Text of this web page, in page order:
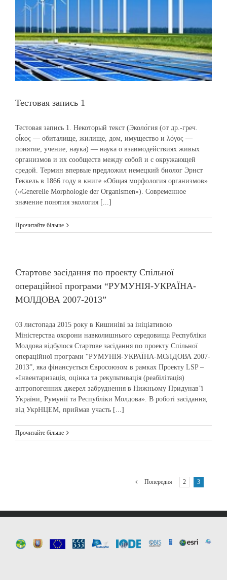
Тестовая запись 1
Тестовая запись 1. Некоторый текст (Эколо́гия (от др.-греч.
οἶκος — обиталище, жилище, дом, имущество и λόγος —
понятие, учение, наука) — наука о взаимодействиях живых
организмов и их сообществ между собой и с окружающей
средой. Термин впервые предложил немецкий биолог Эрнст
Геккель в 1866 году в книге «Общая морфология организмов»
(«Generelle Morphologie der Organismen»). Современное
значение понятия экология [...]
Прочитайте більше
Стартове засідання по проекту Спільної
операційної програми “РУМУНІЯ-УКРАЇНА-
МОЛДОВА 2007-2013”
03 листопада 2015 року в Кишиніві за ініціативою
Міністерства охорони навколишнього середовища Республіки
Молдова відбулося Стартове засідання по проекту Спільної
операційної програми “РУМУНІЯ-УКРАЇНА-МОЛДОВА 2007-
2013”, яка фінансується Євросоюзом в рамках Проекту LSP –
«Інвентаризація, оцінка та рекультивація (реабілітація)
антропогенних джерел забруднення в Нижньому Придунав’ї
України, Румунії та Республіки Молдова». В роботі засідання,
від УкрНЦЕМ, приймав участь [...]
Прочитайте більше
Попередня 2 3